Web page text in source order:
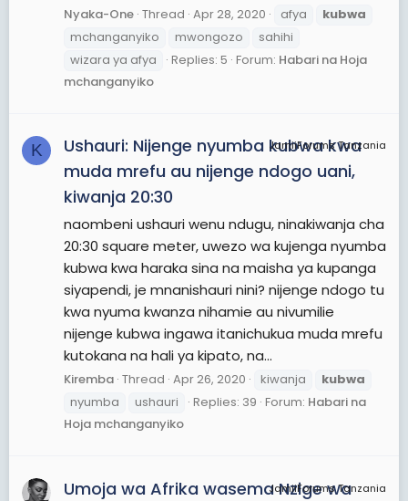
Nyaka-One Thread Apr 28, 2020 afya
kubwa
mchanganyiko
mwongozo
sahihi
wizara ya afya
Replies: 5 Forum: Habari na Hoja
mchanganyiko
K JamiiForums Tanzania
Ushauri: Nijenge nyumba kubwa kwa
muda mrefu au nijenge ndogo uani,
kiwanja 20:30
naombeni ushauri wenu ndugu, ninakiwanja cha
20:30 square meter, uwezo wa kujenga nyumba
kubwa kwa haraka sina na maisha ya kupanga
siyapendi, je mnanishauri nini? nijenge ndogo tu
kwa nyuma kwanza nihamie au nivumilie
nijenge kubwa ingawa itanichukua muda mrefu
kutokana na hali ya kipato, na...
Kiremba Thread Apr 26, 2020 kiwanja
kubwa
nyumba
ushauri Replies: 39 Forum: Habari na
Hoja mchanganyiko
JamiiForums Tanzania
Umoja wa Afrika wasema Nzige wa